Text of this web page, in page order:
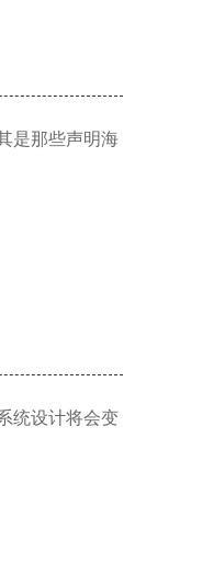
是那些声明海
统设计将会变